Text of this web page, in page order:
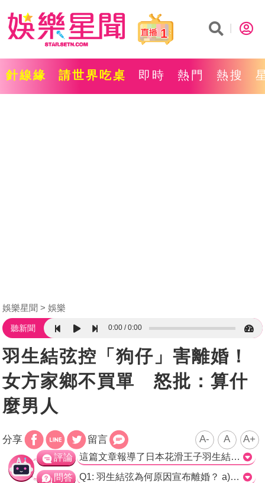
1
針線緣 請世界吃桌 即時 熱門 熱搜
娛樂星聞 娛樂
聽新聞 0:00 0:00
羽生結弦控「狗仔」害離婚！
女方家鄉不買單 怒批：算什
麼男人
分享 留言 A- A A+
評論 這篇文章報導了日本花滑王子羽生結弦與他的妻子末延麻裕子在短短105天後宣布離婚的消息。據報導，羽生結弦指責媒體和粉絲對他的妻子不斷地追蹤和中傷，因此為了讓對方獲得自由幸福而決定離婚。然而，這一消息引起了末延麻裕子的家鄉民眾的抗議，批評羽生結弦不是真正的男人。 這篇文章提供了一些關於羽生結弦和末延麻裕子婚姻短暫結束的背景資料。對於羽生結弦的立場，他指責媒體和粉絲對他的妻子的侵犯是離婚的原因。然而，這是否完全反映事實還有待於更多的證據和調查。 另外，引用了日本山口縣周南地區的報社人士的話，稱末延麻裕子對於當地的地域振興有很大的貢獻，因此當地民眾對於婚姻的消息感到驚訝但也頗贊同。然而，離婚消息一出後，當地的反應卻完全不同，民眾表達了對末延麻裕子的同情且對羽生結弦的責備。 對於這一情況，我們可以看到兩種不同的看法。一方面，有人可能同情末延麻裕子，認為羽生結弦對她不公平並且對他的行為感到失望。另一方面，也有人可能會支持羽生結弦的選擇，認為他只是為了讓妻子得到幸福而做出的艱難決定。 無論如何，這段婚姻和離婚的經歷對於羽生結弦和末延麻裕子來說都是一個挑戰。我們希望他們能夠從中學到一些有價值的教訓，並且未來能夠找到屬於自己的幸福。>
問答 Q1: 羽生結弦為何原因宣布離婚？ a) 媒體、粉絲對女方窮追不捨 b) 婚姻僅維持105天 c) 媒體誹謗中傷婚姻 正確答案: a) 媒體、粉絲對女方窮追不捨 Q2: 羽生結弦的妻子的身分是？ a) 小提琴家末延麻裕子 b) 粉絲窮追不捨的女方 c) 未知的身分 正確答案: a) 小提琴家末延麻裕子 Q3: 哪個地區的報社向《NEWS POST SEVEN》透露對末延麻裕子的支持？ a) 光市 b) 山口縣 c) 周南地區 正確答案: c) 周南地區